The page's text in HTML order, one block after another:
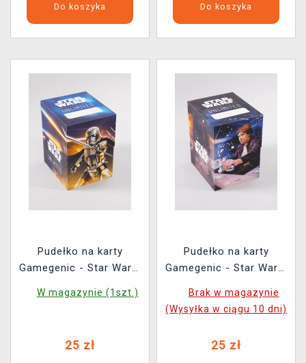
Do koszyka Do koszyka
Pudełko na karty
Gamegenic - Star Wars:
Captain Phasma
W magazynie (1szt.)
25 zł
Pudełko na karty
Gamegenic - Star Wars:
Han Solo Millenium
Falcon
Brak w magazynie
(Wysyłka w ciągu 10 dni)
25 zł